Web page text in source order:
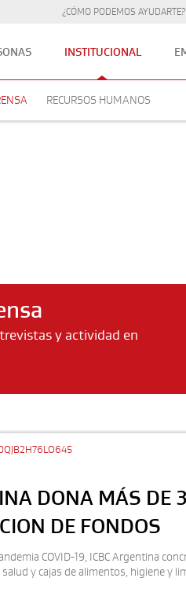
¿CÓMO PODEMOS AYUDARTE?
INSTITUCIONAL
RECURSOS HUMANOS
y actividad en
DONA MÁS DE
DE FONDOS
COVID-19, ICBC Argentina
y cajas de alimentos, higiene y